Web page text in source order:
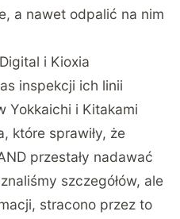
a nawet odpalić na nim
i Kioxia
inspekcji ich linii
Yokkaichi i Kitakami
które sprawiły, że
przestały nadawać
szczegółów, ale
stracono przez to